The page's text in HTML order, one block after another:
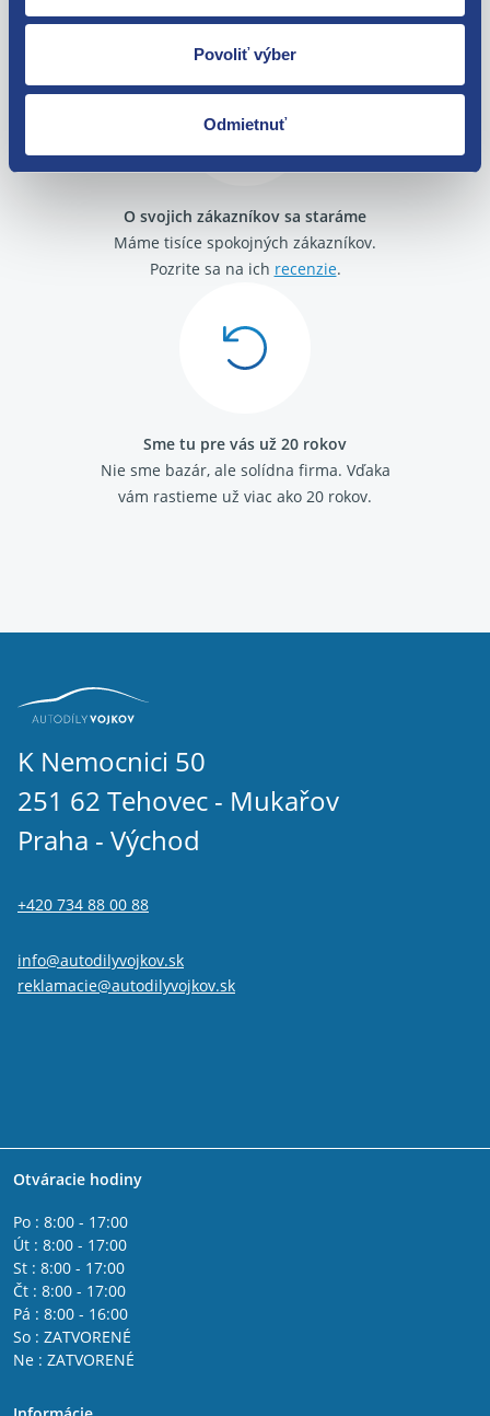
Povoliť výber
Odmietnuť
Tovar môžete vrátiť do 60 dní od
O svojich zákazníkov sa staráme
Máme tisíce spokojných zákazníkov.
Pozrite sa na ich recenzie.
Sme tu pre vás už 20 rokov
Nie sme bazár, ale solídna firma. Vďaka
vám rastieme už viac ako 20 rokov.
K Nemocnici 50
251 62 Tehovec - Mukařov
Praha - Východ
+420 734 88 00 88
info@autodilyvojkov.sk
reklamacie@autodilyvojkov.sk
Otváracie hodiny
Po : 8:00 - 17:00
Út : 8:00 - 17:00
St : 8:00 - 17:00
Čt : 8:00 - 17:00
Pá : 8:00 - 16:00
So : ZATVORENÉ
Ne : ZATVORENÉ